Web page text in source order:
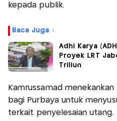
kepada publik.
Baca Juga :
Adhi Karya
Proyek LRT
Triliun
Kamrussamad
bagi Purbaya untuk
terkait penyelesaian utang.